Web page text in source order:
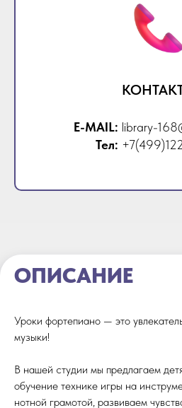
E-MAIL: library-
Тел:
ОПИСАНИЕ
Уроки фортепиано — это
музыки!
В нашей студии мы предлагаем
обучение технике игры на
нотной грамотой, развиваем